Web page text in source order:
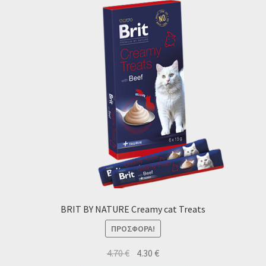
BRIT BY NATURE Creamy cat Treats
ΠΡΟΣΦΟΡΆ!
4.70€ Original
4.30€Η